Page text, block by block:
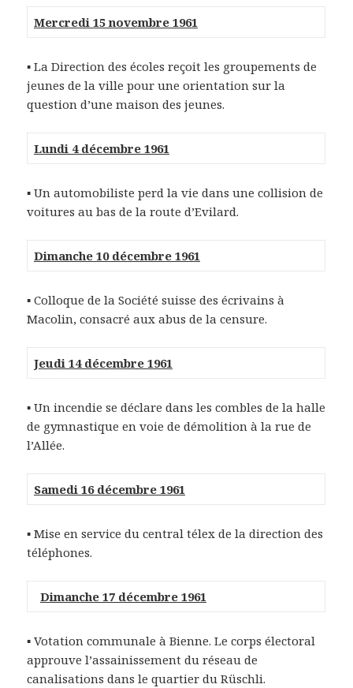
Mercredi 15 novembre 1961
▪ La Direction des écoles reçoit les groupements de
jeunes de la ville pour une orientation sur la
question d’une maison des jeunes.
Lundi 4 décembre 1961
▪ Un automobiliste perd la vie dans une collision de
voitures au bas de la route d’Evilard.
Dimanche 10 décembre 1961
▪ Colloque de la Société suisse des écrivains à
Macolin, consacré aux abus de la censure.
Jeudi 14 décembre 1961
▪ Un incendie se déclare dans les combles de la halle
de gymnastique en voie de démolition à la rue de
l’Allée.
Samedi 16 décembre 1961
▪ Mise en service du central télex de la direction des
téléphones.
Dimanche 17 décembre 1961
▪ Votation communale à Bienne. Le corps électoral
approuve l’assainissement du réseau de
canalisations dans le quartier du Rüschli.